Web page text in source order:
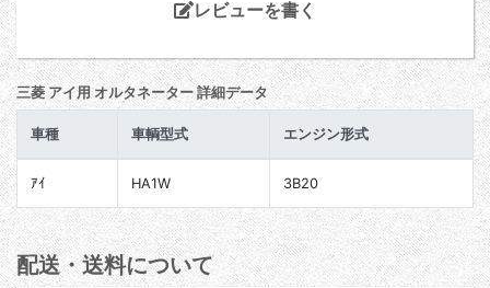
レビューを書く
三菱 アイ用 オルタネーター 詳細データ
車種 車輌型式 エンジン形式
ｱｲ HA1W 3B20
配送・送料について